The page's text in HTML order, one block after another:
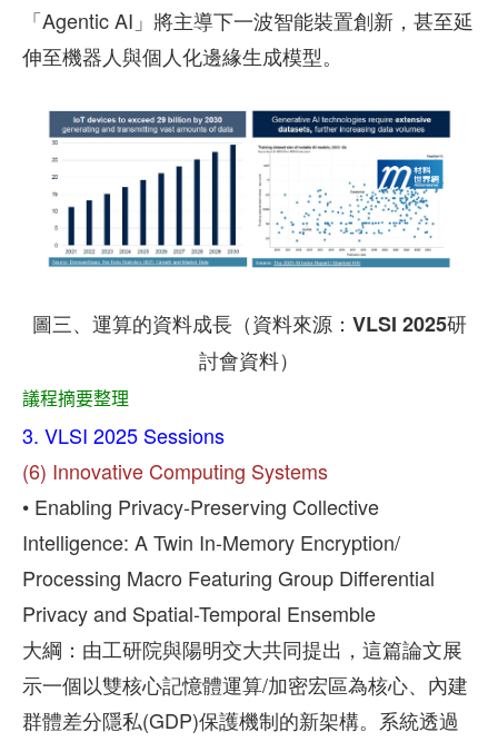
「Agentic AI」將主導下一波智能裝置創新，甚至延
伸至機器人與個人化邊緣生成模型。
圖三、運算的資料成長（資料來源：VLSI 2025研
討會資料）
議程摘要整理
3. VLSI 2025 Sessions
(6) Innovative Computing Systems
• Enabling Privacy-Preserving Collective
Intelligence: A Twin In-Memory Encryption/
Processing Macro Featuring Group Differential
Privacy and Spatial-Temporal Ensemble
大綱：由工研院與陽明交大共同提出，這篇論文展
示一個以雙核心記憶體運算/加密宏區為核心、內建
群體差分隱私(GDP)保護機制的新架構。系統透過